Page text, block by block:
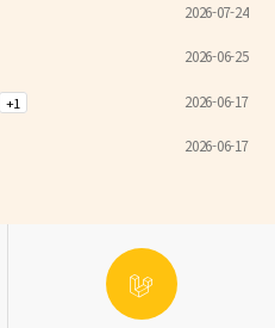
2026-07-24
2026-06-25
+1 2026-06-17
2026-06-17